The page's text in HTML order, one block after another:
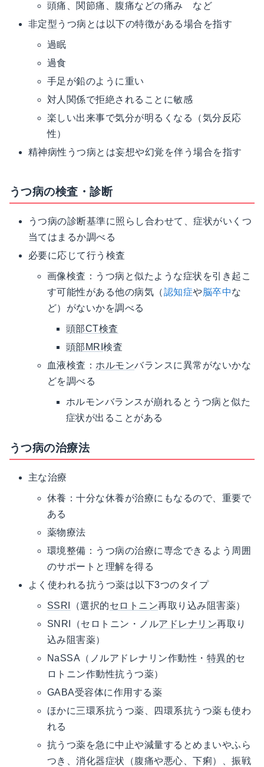
頭痛、関節痛、腹痛などの痛み など
非定型うつ病とは以下の特徴がある場合を指す
過眠
過食
手足が鉛のように重い
対人関係で拒絶されることに敏感
楽しい出来事で気分が明るくなる（気分反応
性）
精神病性うつ病とは妄想や幻覚を伴う場合を指す
うつ病の検査・診断
うつ病の診断基準に照らし合わせて、症状がいくつ
当てはまるか調べる
必要に応じて行う検査
画像検査：うつ病と似たような症状を引き起こ
す可能性がある他の病気（認知症や 脳卒中な
ど）がないかを調べる
頭部CT検査
頭部MRI検査
血液検査： ホルモンバランスに異常がないかな
どを調べる
ホルモンバランスが崩れるとうつ病と似た
症状が出ることがある
うつ病の治療法
主な治療
休養：十分な休養が治療にもなるので、重要で
ある
薬物療法
環境整備：うつ病の治療に専念できるよう周囲
のサポートと理解を得る
よく使われる抗うつ薬は以下3つのタイプ
SSRI （選択的セロトニン再取り込み阻害薬）
SNRI（セロトニン・ノルアドレナリン再取り
込み阻害薬）
NaSSA（ノルアドレナリン作動性・ 特異的セ
ロトニン作動性抗うつ薬）
GABA受容体に作用する薬
ほかに三環系抗うつ薬、四環系抗うつ薬も使わ
れる
抗うつ薬を急に中止や減量するとめまいやふら
つき、消化器症状（腹痛や悪心、下痢）、振戦